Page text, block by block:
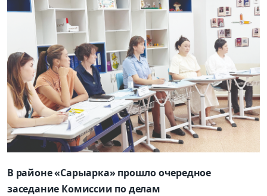
В районе «Сарыарка» прошло очередное
заседание Комиссии по делам